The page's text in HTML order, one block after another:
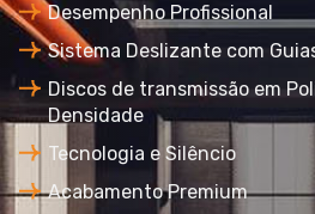
Desempenho Profissional
Sistema Deslizante com
Discos de transmissão em
Densidade
Tecnologia e Silêncio
Acabamento Premium